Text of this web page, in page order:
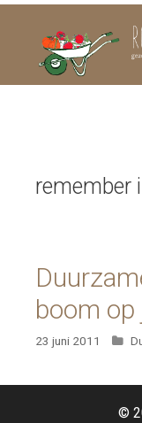
remember
boom op
23 juni 2011
©